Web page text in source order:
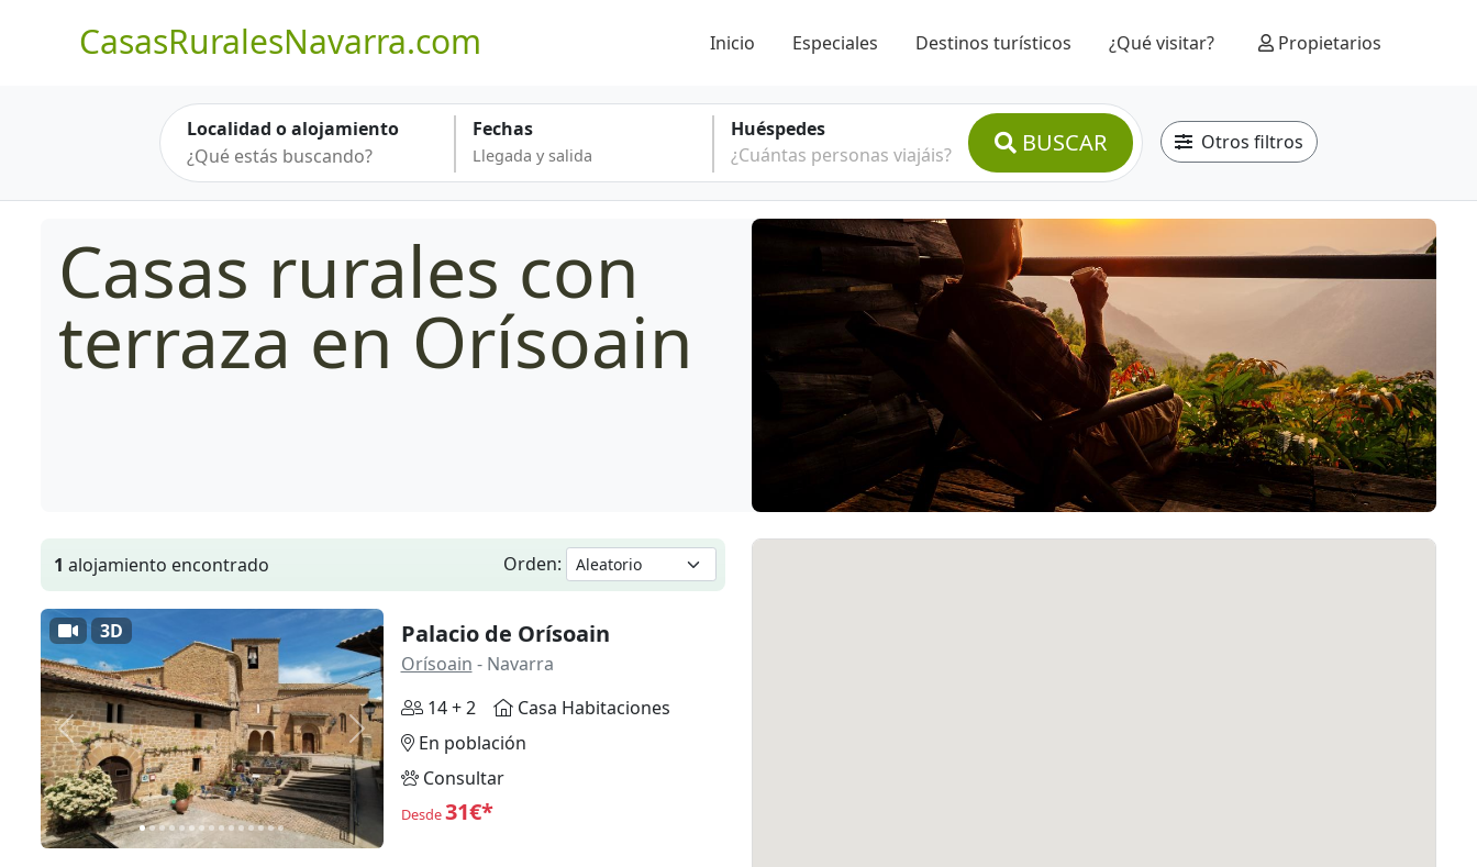
CasasRuralesNavarra.com Inicio Especiales Destinos turísticos ¿Qué visitar? Propietarios
Localidad o alojamiento Fechas
Huéspedes
¿Cuántas personas viajáis?
BUSCAR Otros filtros
Casas rurales con
terraza en Orísoain
1 alojamiento encontrado Orden:
Anterior Siguiente
3D Palacio de Orísoain
Orísoain - Navarra
14 + 2
Casa Habitaciones
En población
Consultar
Desde31€*